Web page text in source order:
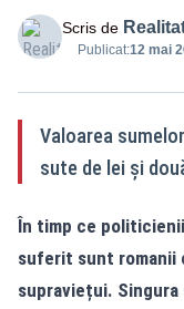
Scris de
Publicat:12 mai
Valoarea
sute de lei și
În timp ce
suferit sunt romanii
supraviețui.